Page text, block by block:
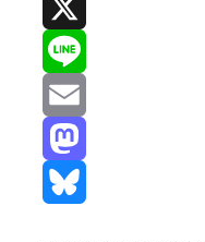
X
Line
Email
Mastodon